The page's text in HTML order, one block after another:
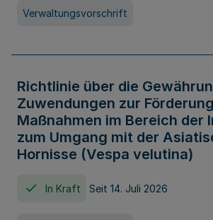
Verwaltungsvorschrift
Richtlinie über die
Zuwendungen zur
Maßnahmen im Bereich der
zum Umgang mit der
Hornisse (Vespa velutina)
In Kraft Seit 14. Juli 2026